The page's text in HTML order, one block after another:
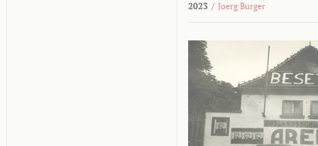
2023 / Joerg Burger